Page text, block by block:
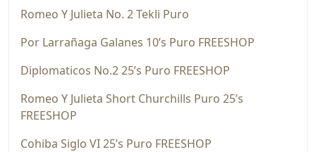
Romeo Y Julieta No. 2 Tekli Puro
Por Larrañaga Galanes 10’s Puro FREESHOP
Diplomaticos No.2 25’s Puro FREESHOP
Romeo Y Julieta Short Churchills Puro 25’s
FREESHOP
Cohiba Siglo VI 25’s Puro FREESHOP